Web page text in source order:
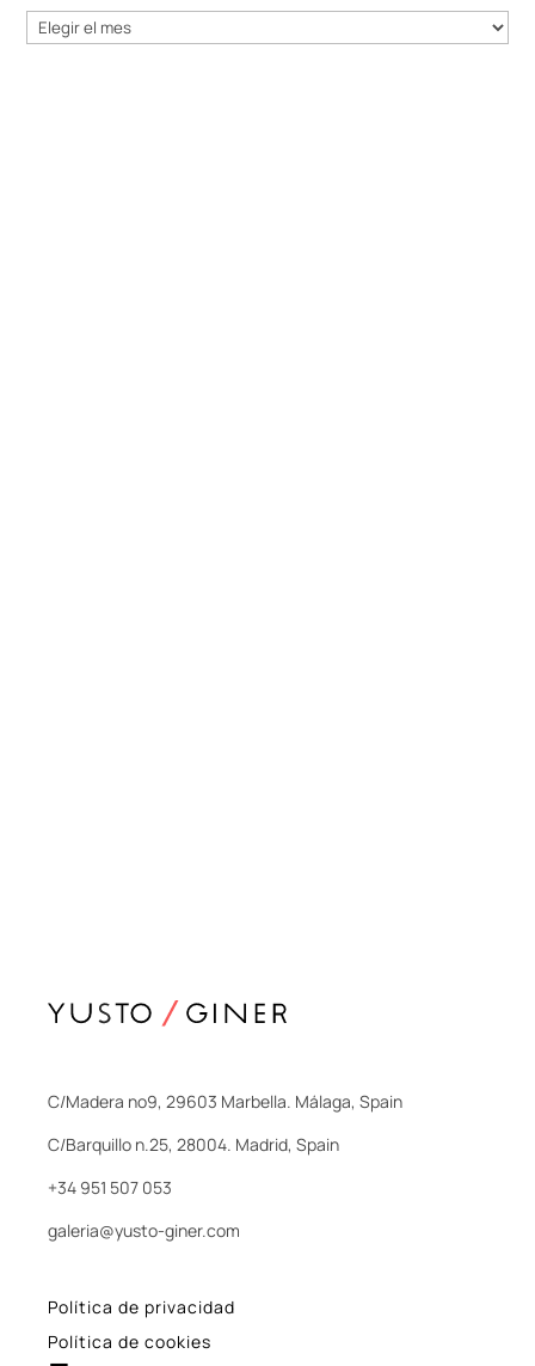
C/Madera nº9, 29603 Marbella. Málaga, Spain
C/Barquillo n.25, 28004. Madrid, Spain
+34 951 507 053
galeria@yusto-giner.com
Política de privacidad
Política de cookies